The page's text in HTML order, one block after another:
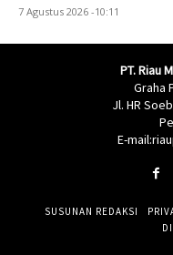
7 Agustus 2026 -10:11
PT. Riau
Graha
Jl. HR
E-
SUSUNAN REDAKSI